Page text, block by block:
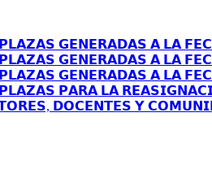
𝗚𝗘𝗡𝗘𝗥𝗔𝗗𝗔𝗦 𝗔 𝗟𝗔
𝗚𝗘𝗡𝗘𝗥𝗔𝗗𝗔𝗦 𝗔 𝗟𝗔
𝗚𝗘𝗡𝗘𝗥𝗔𝗗𝗔𝗦 𝗔 𝗟𝗔
𝗣𝗔𝗥𝗔 𝗟𝗔
𝗗𝗢𝗖𝗘𝗡𝗧𝗘𝗦 𝗬